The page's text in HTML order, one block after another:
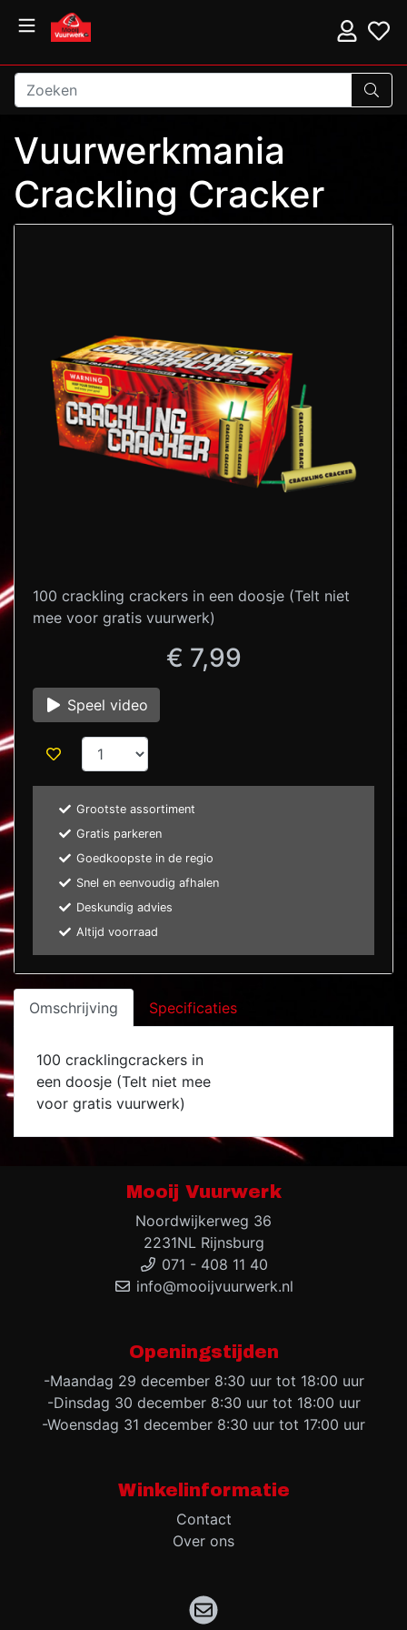
Vuurwerkmania
Crackling Cracker
100 crackling crackers in een doosje (Telt niet
mee voor gratis vuurwerk)
€ 7,99
Speel video
Grootste assortiment
Gratis parkeren
Goedkoopste in de regio
Snel en eenvoudig afhalen
Deskundig advies
Altijd voorraad
Omschrijving Specificaties
100 cracklingcrackers in
een doosje (Telt niet mee
voor gratis vuurwerk)
Mooij Vuurwerk
Noordwijkerweg 36
2231NL Rijnsburg
071 - 408 11 40
info@mooijvuurwerk.nl
Openingstijden
-Maandag 29 december 8:30 uur tot 18:00 uur
-Dinsdag 30 december 8:30 uur tot 18:00 uur
-Woensdag 31 december 8:30 uur tot 17:00 uur
Winkelinformatie
Contact
Over ons